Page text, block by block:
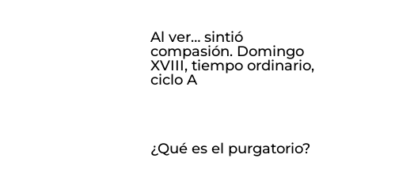
Al ver… sintió
compasión. Domingo
XVIII, tiempo ordinario,
ciclo A
¿Qué es el purgatorio?